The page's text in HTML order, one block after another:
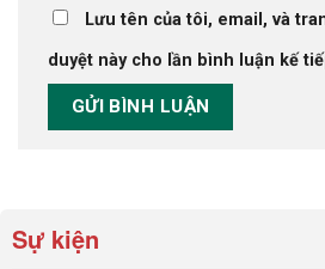
Lưu tên của tôi, email, và
duyệt này cho lần bình luận kế
Sự kiện